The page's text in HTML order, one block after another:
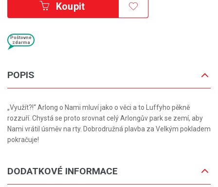
Koupit
Poštovné
zdarma
POPIS
„Využít?!“ Arlong o Nami mluví jako o věci a to Luffyho pěkně
rozzuří. Chystá se proto srovnat celý Arlongův park se zemí, aby
Nami vrátil úsměv na rty. Dobrodružná plavba za Velkým pokladem
pokračuje!
DODATKOVÉ INFORMACE